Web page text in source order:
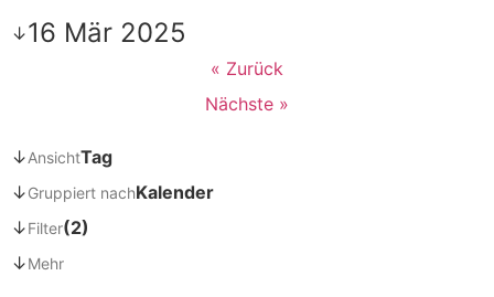
↓16 Mär 2025
« Zurück
Nächste »
↓AnsichtTag
↓Gruppiert nachKalender
↓Filter(2)
↓Mehr